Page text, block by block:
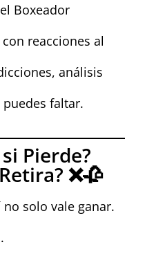
Boxeador
con reacciones al
análisis
faltar.
Pierde?
❌🥀
solo vale ganar.
.